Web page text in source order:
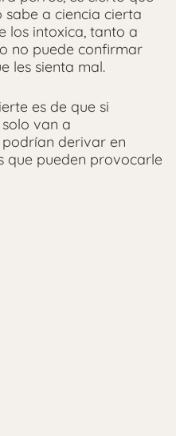
a ciencia cierta
los intoxica, tanto a
no puede confirmar
les sienta mal.
es de que si
van a
derivar en
que pueden provocarle